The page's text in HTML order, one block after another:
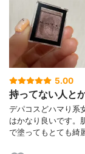
5.00
持ってない人と
デパコスどハマり系
はかなり良いです。
で塗ってもとても綺